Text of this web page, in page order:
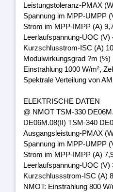
Leistungstoleranz-PMAX
Spannung im MPP-UMPP
Strom im MPP-IMPP (A)
Leerlaufspannung-UOC (V)
Kurzschlusstrom-ISC (A)
Modulwirkungsgrad ?m (%)
Einstrahlung 1000 W/m²,
Spektrale Verteilung von
ELEKTRISCHE DATEN
@ NMOT TSM-330
DE06M.08(II) TSM-340
Ausgangsleistung-PMAX
Spannung im MPP-UMPP
Strom im MPP-IMPP (A)
Leerlaufspannung-UOC (V)
Kurzschlussstrom-ISC (A)
NMOT: Einstrahlung 800 W/